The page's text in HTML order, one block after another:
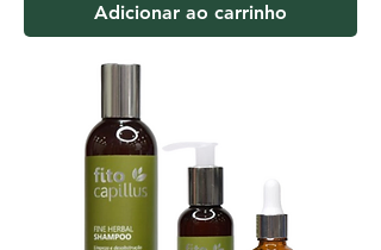
Adicionar ao carrinho